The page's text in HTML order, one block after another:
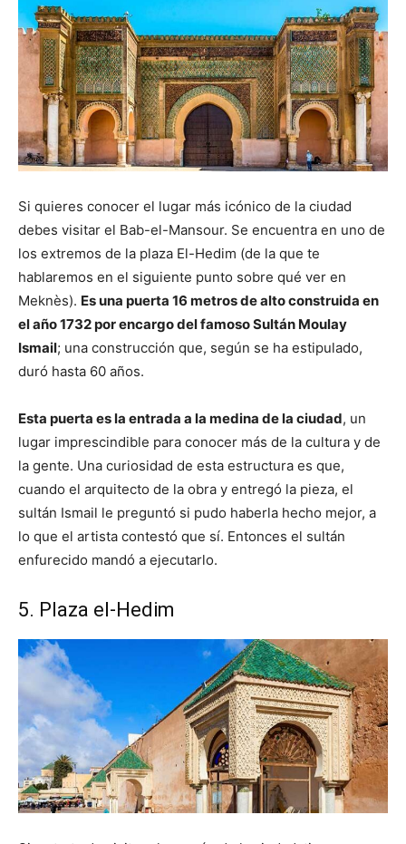
Si quieres conocer el lugar más icónico de la ciudad
debes visitar el Bab-el-Mansour. Se encuentra en uno de
los extremos de la plaza El-Hedim (de la que te
hablaremos en el siguiente punto sobre qué ver en
Meknès). Es una puerta 16 metros de alto construida en
el año 1732 por encargo del famoso Sultán Moulay
Ismail; una construcción que, según se ha estipulado,
duró hasta 60 años.
Esta puerta es la entrada a la medina de la ciudad, un
lugar imprescindible para conocer más de la cultura y de
la gente. Una curiosidad de esta estructura es que,
cuando el arquitecto de la obra y entregó la pieza, el
sultán Ismail le preguntó si pudo haberla hecho mejor, a
lo que el artista contestó que sí. Entonces el sultán
enfurecido mandó a ejecutarlo.
5. Plaza el-Hedim